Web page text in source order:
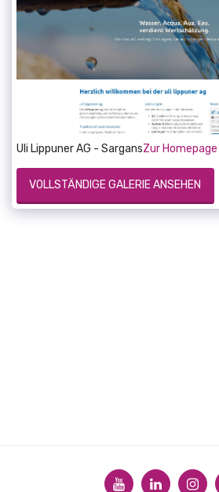
Uli Lippuner AG - SargansZur Homepage
VOLLSTÄNDIGE GALERIE ANSEHEN